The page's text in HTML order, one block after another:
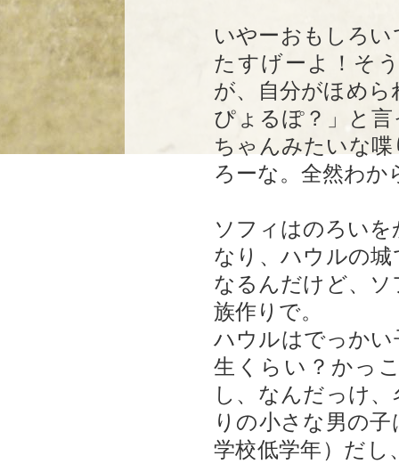
いやーおもしろ
たすげーよ！そ
が、自分がほめ
ぴょるぽ？」と
ちゃんみたいな
ろーな。全然わか
ソフィはのろい
なり、ハウルの
なるんだけど、
族作りで。
ハウルはでっか
生くらい？かっ
し、なんだっけ
りの小さな男の
学校低学年）だ